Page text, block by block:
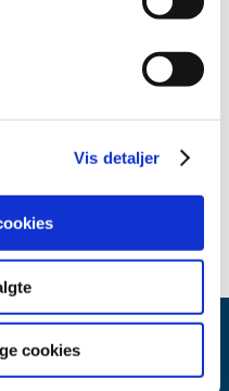
Vis detaljer
cookies